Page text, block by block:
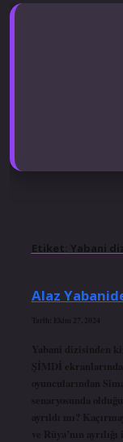
Etiket: Yabani
Alaz
Tarih: Ekim 27, 2024
Yabani dizisinden
ŞİMDİ
oyuncularından
senaryosunda
ayrıldı mı?
ve Rüya’nın